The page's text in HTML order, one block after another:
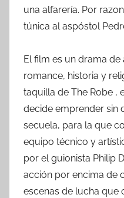
una alfarería. Por
túnica al aspóstol
El film es un drama
romance, historia y
taquilla de The Robe ,
decide emprender sin
secuela, para la que
equipo técnico y
por el guionista Philip
acción por encima de
escenas de lucha que